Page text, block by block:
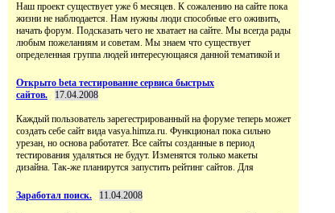
Наш проект существует уже 6 месяцев. К сожалению на сайте пока
жизни не наблюдается. Нам нужны люди способные его оживить,
начать форум. Подсказать чего не хватает на сайте. Мы всегда рады
любым пожеланиям и советам. Мы знаем что существует
определенная группа людей интересующаяся данной тематикой и
Открыто beta тестирование сервиса быстрых
сайтов.
17.04.2008
Каждый пользователь зарегестрированный на форуме теперь может
создать себе сайт вида vasya.himza.ru. Функционал пока сильно
урезан, но основа работатет. Все сайты созданные в период
тестирования удаляться не будут. Изменятся только макеты
дизайна. Так-же планирутся запустить рейтинг сайтов. Для
Заработал поиск. 11.04.2008